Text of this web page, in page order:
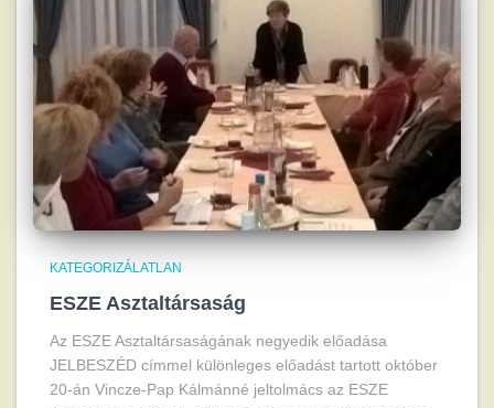
KATEGORIZÁLATLAN
ESZE Asztaltársaság
Az ESZE Asztaltársaságának negyedik előadása
JELBESZÉD címmel különleges előadást tartott október
20-án Vincze-Pap Kálmánné jeltolmács az ESZE